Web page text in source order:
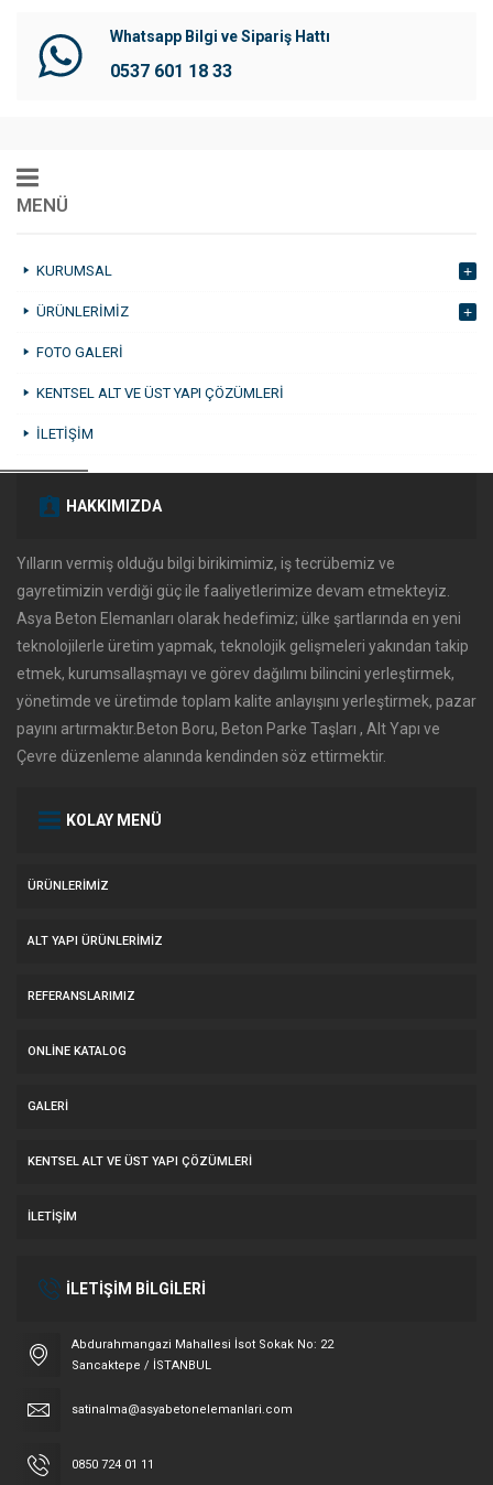
Whatsapp Bilgi ve Sipariş Hattı
0537 601 18 33
MENÜ
KURUMSAL
ÜRÜNLERIMIZ
FOTO GALERI
KENTSEL ALT VE ÜST YAPI ÇÖZÜMLERI
İLETIŞIM
HAKKIMIZDA
Yılların vermiş olduğu bilgi birikimimiz, iş tecrübemiz ve
gayretimizin verdiği güç ile faaliyetlerimize devam etmekteyiz.
Asya Beton Elemanları olarak hedefimiz; ülke şartlarında en yeni
teknolojilerle üretim yapmak, teknolojik gelişmeleri yakından takip
etmek, kurumsallaşmayı ve görev dağılımı bilincini yerleştirmek,
yönetimde ve üretimde toplam kalite anlayışını yerleştirmek, pazar
payını artırmaktır.Beton Boru, Beton Parke Taşları , Alt Yapı ve
Çevre düzenleme alanında kendinden söz ettirmektir.
KOLAY MENÜ
ÜRÜNLERIMIZ
ALT YAPI ÜRÜNLERIMIZ
REFERANSLARIMIZ
ONLINE KATALOG
GALERI
KENTSEL ALT VE ÜST YAPI ÇÖZÜMLERI
İLETIŞIM
İLETİŞİM BİLGİLERİ
Abdurahmangazi Mahallesi İsot Sokak No: 22
Sancaktepe / İSTANBUL
satinalma@asyabetonelemanlari.com
0850 724 01 11